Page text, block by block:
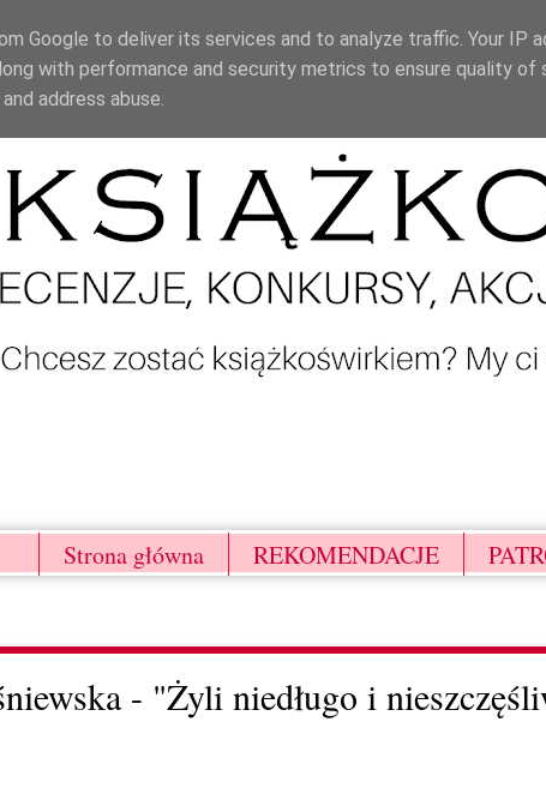
Strona główna REKOMENDACJE
- "Żyli niedługo i
Google to deliver its services and to analyze traffic. Your IP
with performance and security metrics to ensure quality of
address abuse.